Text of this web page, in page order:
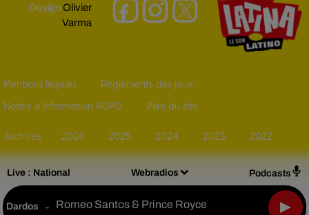
Live : National Webradios Podcasts
Dardos - Romeo Santos & Prince Royce
DesignOlivier
Varma
Mentions légales Règlements des jeux
Notice d’information RGPD Plan du site
Archives 2026 2025 2024 2023 2022